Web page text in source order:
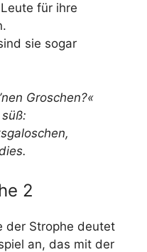
für ihre
sie sogar
Groschen?«
2
der Strophe deutet
an, das mit der